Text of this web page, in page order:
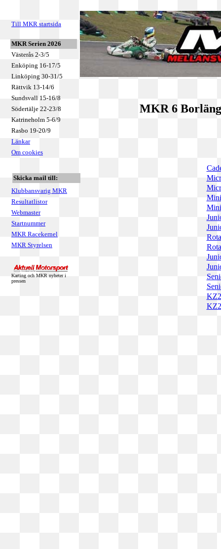
Till MKR startsida
MKR Serien 2026
Västerås 2-3/5
Enköping 16-17/5
Linköping 30-31/5
Rättvik 13-14/6
Sundsvall 15-16/8
Södertälje 22-23/8
Katrineholm 5-6/9
Rasbo 19-20/9
Länkar
Om cookies
Skicka mail till:
Klubbansvarig MKR
Resultatlistor
Webmaster
Startnummer
MKR Racekernel
MKR Styrelsen
Karting och MKR nyheter i
pressen
MKR 6